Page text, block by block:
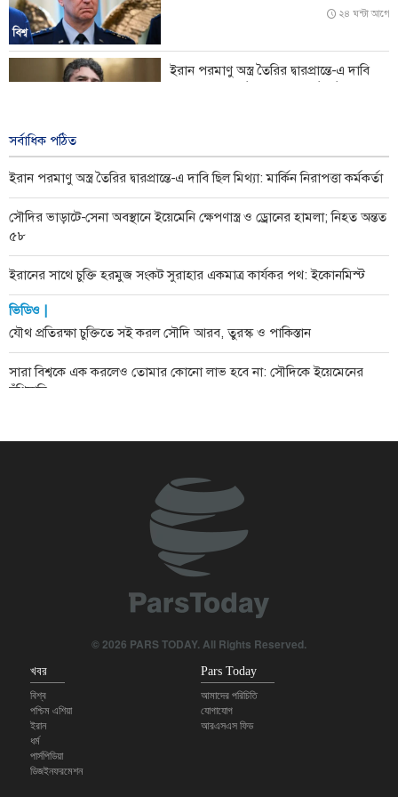
বিশ্ব
২৪ ঘন্টা আগে
খবর
ইরান পরমাণু অস্ত্র তৈরির দ্বারপ্রান্তে-এ দাবি
সর্বাধিক পঠিত
ইরান পরমাণু অস্ত্র তৈরির দ্বারপ্রান্তে-এ দাবি ছিল মিথ্যা: মার্কিন নিরাপত্তা কর্মকর্তা
সৌদির ভাড়াটে-সেনা অবস্থানে ইয়েমেনি ক্ষেপণাস্ত্র ও ড্রোনের হামলা; নিহত অন্তত
৫৮
ইরানের সাথে চুক্তি হরমুজ সংকট সুরাহার একমাত্র কার্যকর পথ: ইকোনমিস্ট
ভিডিও |
যৌথ প্রতিরক্ষা চুক্তিতে সই করল সৌদি আরব, তুরস্ক ও পাকিস্তান
সারা বিশ্বকে এক করলেও তোমার কোনো লাভ হবে না: সৌদিকে ইয়েমেনের
হুঁশিয়ারি
আমাদের যোদ্ধারা বিশ্বকে হতবাক করে করে দিয়েছে: ইরানের প্রেসিডেন্ট
আমেরিকাকে বিপর্যয়কর যুদ্ধে জড়িয়েছেন দুর্নীতিগ্রস্ত ট্রাম্প: স্যান্ডার্স
মার্কিন সেনাপ্রধান যুদ্ধ থেকে বেরিয়ে আসার পথ খুঁজছেন: সিএনএন
© 2026 PARS TODAY. All Rights Reserved.
খবর
বিশ্ব
পশ্চিম এশিয়া
ইরান
ধর্ম
পার্সপিডিয়া
ডিজইনফরমেশন
Pars Today
আমাদের পরিচিতি
যোগাযোগ
আরএসএস ফিড